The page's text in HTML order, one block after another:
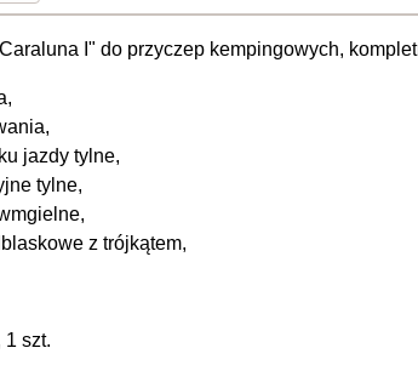
I" do przyczep kempingowych,
jazdy tylne,
tylne,
z trójkątem,
1 szt.